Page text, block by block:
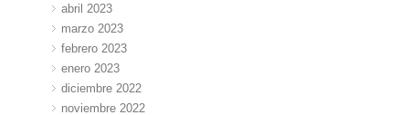
abril 2023
marzo 2023
febrero 2023
enero 2023
diciembre 2022
noviembre 2022